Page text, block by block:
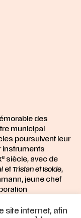
des
municipal
poursuivent leur
instruments
esiècle, avec de
etTristan et Isolde,
jeune chef
site internet, afin